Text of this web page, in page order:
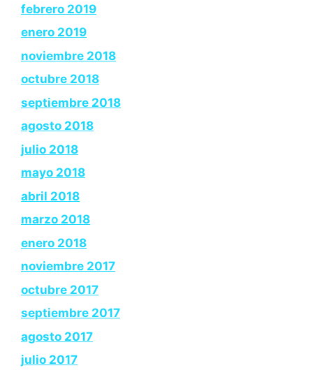
febrero 2019
enero 2019
noviembre 2018
octubre 2018
septiembre 2018
agosto 2018
julio 2018
mayo 2018
abril 2018
marzo 2018
enero 2018
noviembre 2017
octubre 2017
septiembre 2017
agosto 2017
julio 2017